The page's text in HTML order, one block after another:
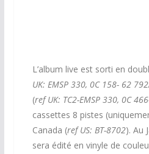
L’album live est sorti en
UK: EMSP 330, 0C 158- 62
(ref UK: TC2-EMSP 330, 0C
cassettes 8 pistes
Canada (ref US: BT-8702). Au
sera édité en vinyle de